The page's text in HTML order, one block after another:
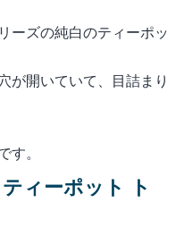
ーズの純白のティーポッ
が開いていて、目詰まり
。
ィーポット ト